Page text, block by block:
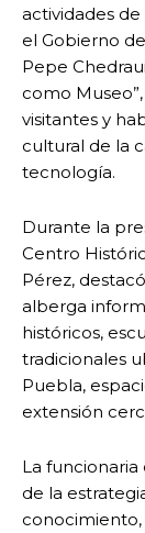
actividades de
el Gobierno
Pepe
como
visitantes y
cultural de la
tecnología.
Durante la
Centro
Pérez,
alberga
históricos,
tradicionales
Puebla,
extensión
La
de la